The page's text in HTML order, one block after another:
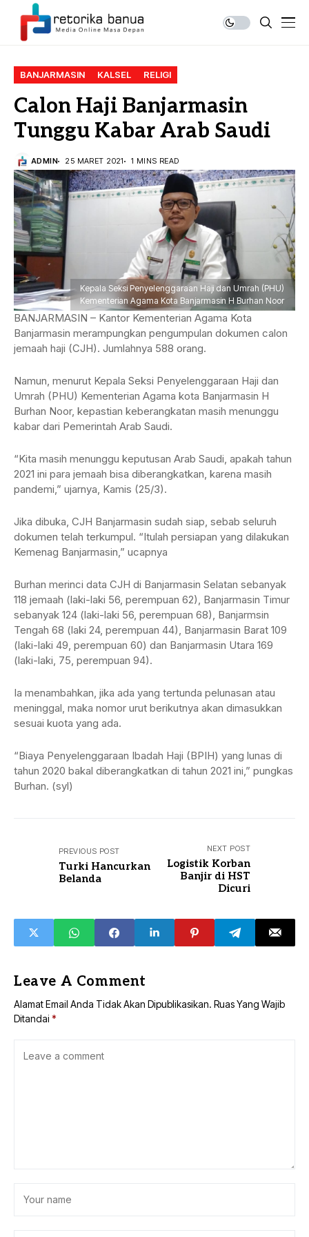
BANJARMASIN KALSEL RELIGI
Calon Haji Banjarmasin
Tunggu Kabar Arab Saudi
ADMIN 25 MARET 2021 1 MINS READ
Kepala Seksi Penyelenggaraan Haji dan Umrah (PHU)
Kementerian Agama Kota Banjarmasin H Burhan Noor
BANJARMASIN – Kantor Kementerian Agama Kota
Banjarmasin merampungkan pengumpulan dokumen calon
jemaah haji (CJH). Jumlahnya 588 orang.
Namun, menurut Kepala Seksi Penyelenggaraan Haji dan
Umrah (PHU) Kementerian Agama kota Banjarmasin H
Burhan Noor, kepastian keberangkatan masih menunggu
kabar dari Pemerintah Arab Saudi.
“Kita masih menunggu keputusan Arab Saudi, apakah tahun
2021 ini para jemaah bisa diberangkatkan, karena masih
pandemi,” ujarnya, Kamis (25/3).
Jika dibuka, CJH Banjarmasin sudah siap, sebab seluruh
dokumen telah terkumpul. “Itulah persiapan yang dilakukan
Kemenag Banjarmasin,” ucapnya
Burhan merinci data CJH di Banjarmasin Selatan sebanyak
118 jemaah (laki-laki 56, perempuan 62), Banjarmasin Timur
sebanyak 124 (laki-laki 56, perempuan 68), Banjarmsin
Tengah 68 (laki 24, perempuan 44), Banjarmasin Barat 109
(laki-laki 49, perempuan 60) dan Banjarmasin Utara 169
(laki-laki, 75, perempuan 94).
Ia menambahkan, jika ada yang tertunda pelunasan atau
meninggal, maka nomor urut berikutnya akan dimasukkan
sesuai kuota yang ada.
“Biaya Penyelenggaraan Ibadah Haji (BPIH) yang lunas di
tahun 2020 bakal diberangkatkan di tahun 2021 ini,” pungkas
Burhan. (syl)
PREVIOUS POST
Turki Hancurkan
Belanda
NEXT POST
Logistik Korban
Banjir di HST
Dicuri
Leave A Comment
Alamat Email Anda Tidak Akan Dipublikasikan. Ruas Yang Wajib
Ditandai *